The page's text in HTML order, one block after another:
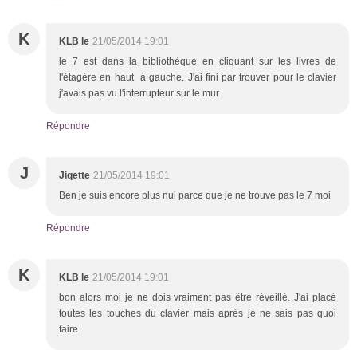
K KLB le 21/05/2014 19:01
le 7 est dans la bibliothèque en cliquant sur les livres de
l'étagère en haut à gauche. J'ai fini par trouver pour le clavier
j'avais pas vu l'interrupteur sur le mur
Répondre
J Jiqette 21/05/2014 19:01
Ben je suis encore plus nul parce que je ne trouve pas le 7 moi
Répondre
K KLB le 21/05/2014 19:01
bon alors moi je ne dois vraiment pas être réveillé. J'ai placé
toutes les touches du clavier mais après je ne sais pas quoi
faire